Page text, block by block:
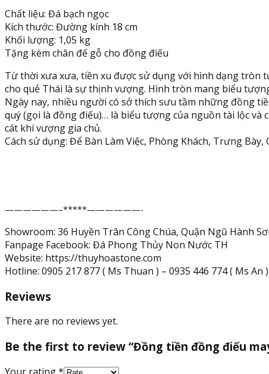
thủy
vẽ
tranh
chiêu
nạp
tài
lộc
đá
bạch
ngọc
Chất liệu: Đá bạch ngọc
Kích thước: Đường kính 18 cm
Khối lượng: 1,05 kg
Tặng kèm chân đế gỗ cho đồng điếu
Từ thời xưa xưa, tiền xu được sử dụng với hình dạng
cho quẻ Thái là sự thịnh vượng. Hình tròn mang biểu
Ngày nay, nhiều người có sở thích sưu tầm những đồng
quý (gọi là đồng điếu)… là biểu tượng của nguồn tài lộc và
cát khí vượng gia chủ.
Cách sử dụng: Để Bàn Làm Việc, Phòng Khách, Trưng Bày,
——————–*****——————-
Showroom: 36 Huyền Trân Công Chúa, Quận Ngũ Hành
Fanpage Facebook: Đá Phong Thủy Non Nước TH
Website: https://thuyhoastone.com
Hotline: 0905 217 877 ( Ms Thuan ) – 0935 446 774 ( Ms
Reviews
There are no reviews yet.
Be the first to review “Đồng tiền đồng điếu